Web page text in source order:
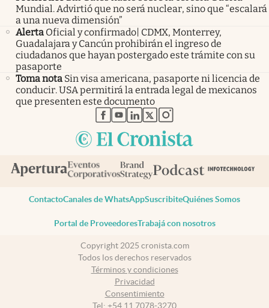
Mundial. Advirtió que no será nuclear, sino que “escalará
a una nueva dimensión”
Alerta Oficial y confirmado| CDMX, Monterrey,
Guadalajara y Cancún prohibirán el ingreso de
ciudadanos que hayan postergado este trámite con su
pasaporte
Toma nota Sin visa americana, pasaporte ni licencia de
conducir. USA permitirá la entrada legal de mexicanos
que presenten este documento
abre en nueva pestaña
abre en nueva pestaña
abre en nueva pestaña
abre en nueva pestaña
abre en nueva pestaña
ContactoCanales de WhatsAppSuscribiteQuiénes Somos
Portal de ProveedoresTrabajá con nosotros
Copyright 2025 cronista.com
Todos los derechos reservados
Términos y condiciones
Privacidad
Consentimiento
Tel: +54 11 7078-3270